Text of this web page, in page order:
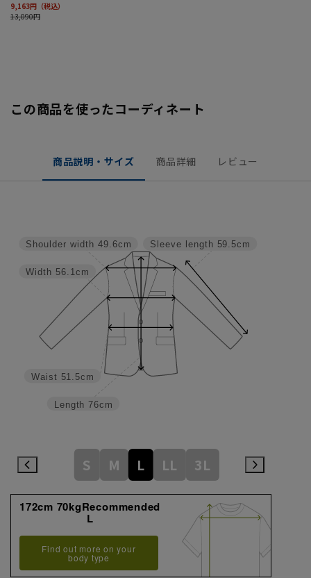
この商品を使ったコーディネート
商品説明・サイズ 商品詳細 レビュー
Sleeve length 59.5cm
Length 76cm
Waist 51.5cm
Width 56.1cm
Shoulder width 49.6cm
S M L LL 3L
172cm 70kgRecommended
L
Find out more on your
body type